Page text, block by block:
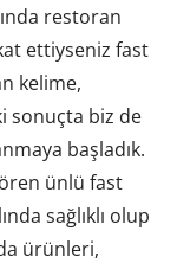
restoran
ettiyseniz fast
kelime,
sonuçta biz de
başladık.
ünlü fast
sağlıklı olup
ürünleri,